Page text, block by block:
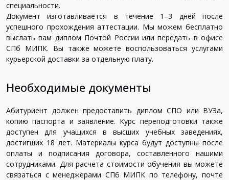
специальности.
Документ изготавливается в течение 1–3 дней после
успешного прохождения аттестации. Мы можем бесплатно
выслать вам диплом Почтой России или передать в офисе
СПб МИПК. Вы также можете воспользоваться услугами
курьерской доставки за отдельную плату.
Необходимые документы
Абитуриент должен предоставить диплом СПО или ВУЗа,
копию паспорта и заявление. Курс переподготовки также
доступен для учащихся в высших учебных заведениях,
достигших 18 лет. Материалы курса будут доступны после
оплаты и подписания договора, составленного нашими
сотрудниками. Для расчета стоимости обучения вы можете
связаться с менеджерами СПб МИПК по телефону, почте